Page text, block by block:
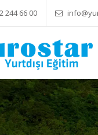
244 66 00Yök Denkliği Önemli